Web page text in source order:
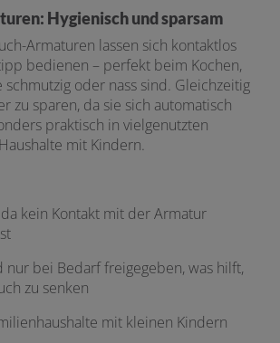
Hygienisch und sparsam
Armaturen lassen sich kontaktlos
bedienen – perfekt beim Kochen,
oder nass sind. Gleichzeitig
zu sparen, da sie sich automatisch
praktisch in vielgenutzten
mit Kindern.
kein Kontakt mit der Armatur
nur bei Bedarf freigegeben, was hilft,
zu senken
mit kleinen Kindern